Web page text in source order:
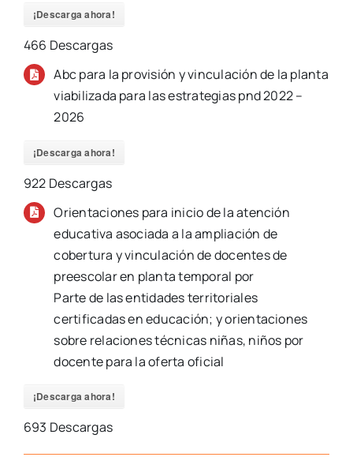
¡Descarga ahora!
466 Descargas
Abc para la provisión y vinculación de la planta
viabilizada para las estrategias pnd 2022 –
2026
¡Descarga ahora!
922 Descargas
Orientaciones para inicio de la atención
educativa asociada a la ampliación de
cobertura y vinculación de docentes de
preescolar en planta temporal por
Parte de las entidades territoriales
certificadas en educación; y orientaciones
sobre relaciones técnicas niñas, niños por
docente para la oferta oficial
¡Descarga ahora!
693 Descargas